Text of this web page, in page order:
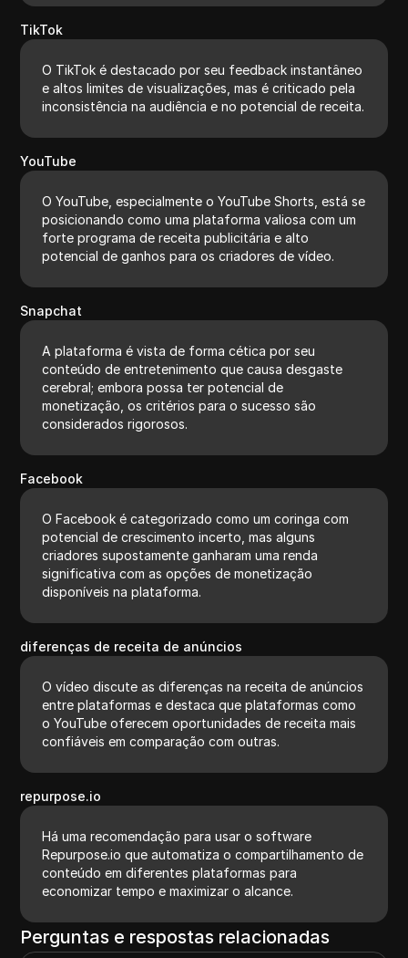
TikTok
O TikTok é destacado por seu feedback instantâneo
e altos limites de visualizações, mas é criticado pela
inconsistência na audiência e no potencial de receita.
YouTube
O YouTube, especialmente o YouTube Shorts, está se
posicionando como uma plataforma valiosa com um
forte programa de receita publicitária e alto
potencial de ganhos para os criadores de vídeo.
Snapchat
A plataforma é vista de forma cética por seu
conteúdo de entretenimento que causa desgaste
cerebral; embora possa ter potencial de
monetização, os critérios para o sucesso são
considerados rigorosos.
Facebook
O Facebook é categorizado como um coringa com
potencial de crescimento incerto, mas alguns
criadores supostamente ganharam uma renda
significativa com as opções de monetização
disponíveis na plataforma.
diferenças de receita de anúncios
O vídeo discute as diferenças na receita de anúncios
entre plataformas e destaca que plataformas como
o YouTube oferecem oportunidades de receita mais
confiáveis em comparação com outras.
repurpose.io
Há uma recomendação para usar o software
Repurpose.io que automatiza o compartilhamento de
conteúdo em diferentes plataformas para
economizar tempo e maximizar o alcance.
Perguntas e respostas relacionadas